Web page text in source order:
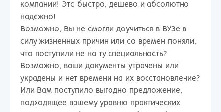
компании! Это быстро, дешево и абсолютно
надежно!
Возможно, Вы не смогли доучиться в ВУЗе в
силу жизненных причин или со времен поняли,
что поступили не на ту специальность?
Возможно, ваши документы утрачены или
украдены и нет времени на их восстановление?
Или Вам поступило выгодно предложение,
подходящее вашему уровню практических